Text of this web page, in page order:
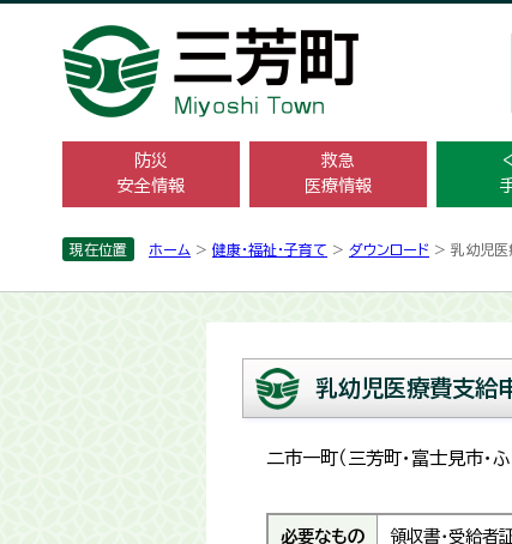
防災
安全情報
救急
医療情報
現在位置 ホーム > 健康・福祉・子育て > ダウンロード > 乳幼児医
乳幼児医療費支給
二市一町（三芳町・富士見市
必要なもの 領収書・受給者